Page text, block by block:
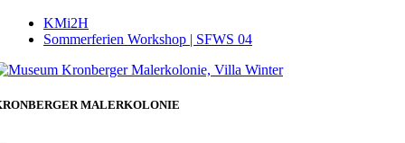
KMi2H
Sommerferien Workshop | SFWS 04
MALERKOLONIE